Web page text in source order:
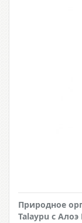
Природное
Talaypu с Алоэ